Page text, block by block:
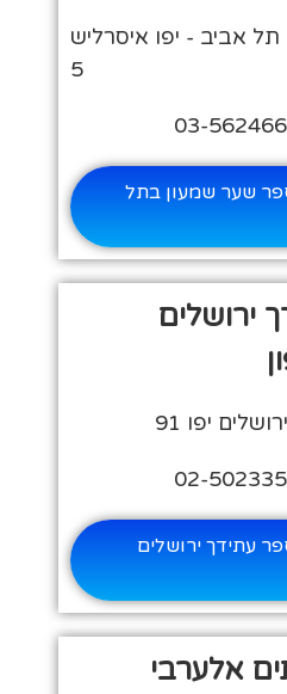
אביב - יפו איסרליש
5
שער שמעון בתל
ירושלים
יפו 91
עתידך ירושלים
אלערבי